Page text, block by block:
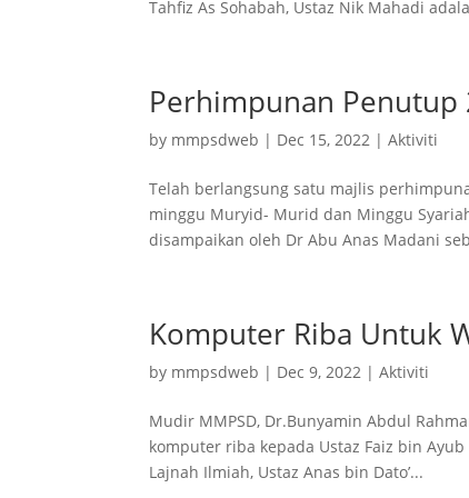
Tahfiz As Sohabah, Ustaz Nik Mahadi
Perhimpunan Penutup
by mmpsdweb | Dec 15, 2022 |Aktiviti
Telah berlangsung satu majlis
minggu Muryid- Murid dan Minggu
disampaikan oleh Dr Abu Anas Madani
Komputer Riba Untuk
by mmpsdweb | Dec 9, 2022 |Aktiviti
Mudir MMPSD, Dr.Bunyamin Abdul
komputer riba kepada Ustaz Faiz bin
Lajnah Ilmiah, Ustaz Anas bin Dato’...